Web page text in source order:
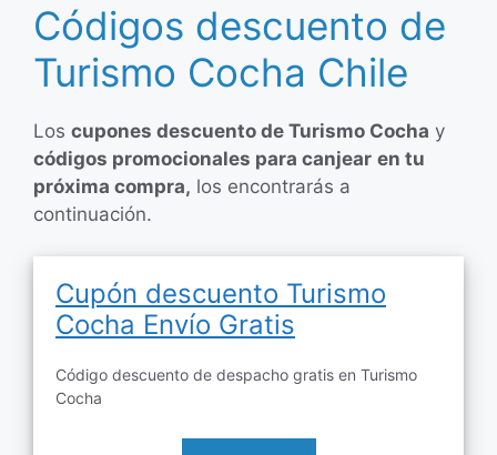
Códigos descuento de
Turismo Cocha Chile
Los cupones descuento de Turismo Cocha y
códigos promocionales para canjear en tu
próxima compra, los encontrarás a
continuación.
Cupón descuento Turismo
Cocha Envío Gratis
Código descuento de despacho gratis en Turismo
Cocha